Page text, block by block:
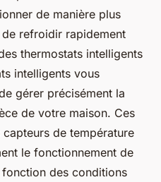
de manière plus
refroidir rapidement
thermostats intelligents
intelligents vous
gérer précisément la
de votre maison. Ces
de température
le fonctionnement de
des conditions